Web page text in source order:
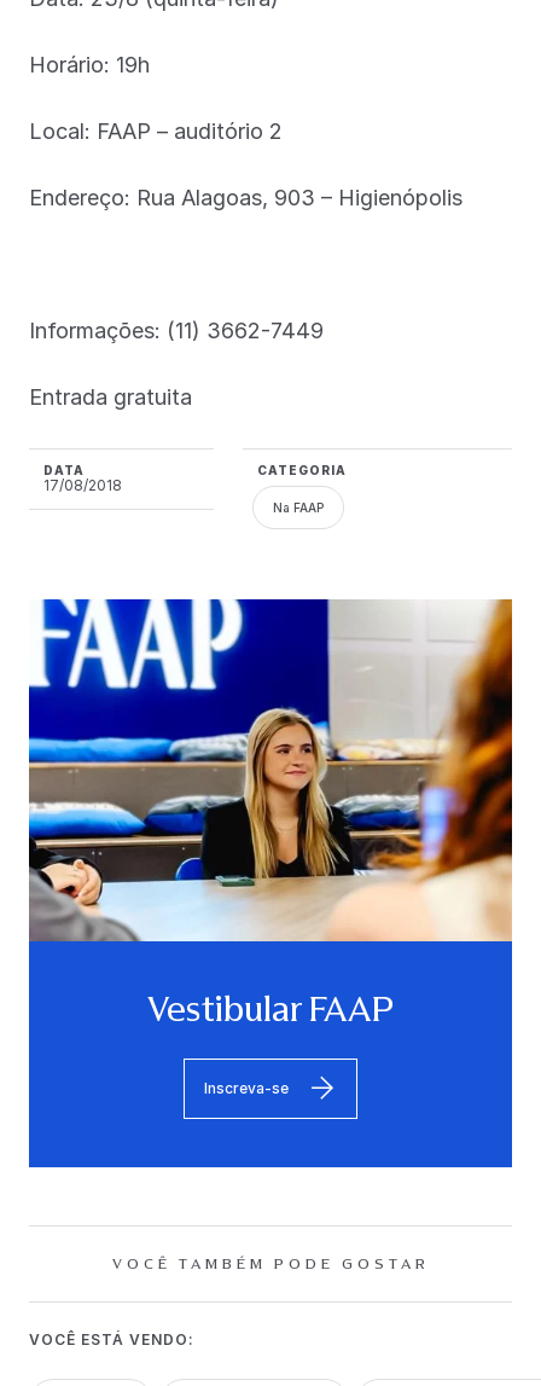
Horário: 19h
Local: FAAP – auditório 2
Endereço: Rua Alagoas, 903 – Higienópolis
Informações: (11) 3662-7449
Entrada gratuita
DATA
17/08/2018
CATEGORIA
Na FAAP
Vestibular FAAP
Inscreva-se
VOCÊ TAMBÉM PODE GOSTAR
VOCÊ ESTÁ VENDO: